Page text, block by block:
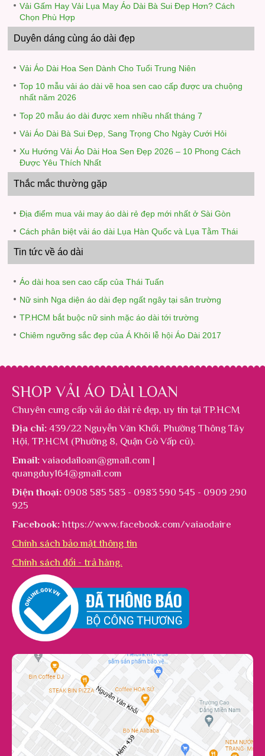
Vải Gấm Hay Vải Lụa May Áo Dài Bà Sui Đẹp Hơn? Cách
Chọn Phù Hợp
Duyên dáng cùng áo dài đẹp
Vải Áo Dài Hoa Sen Dành Cho Tuổi Trung Niên
Top 10 mẫu vải áo dài vẽ hoa sen cao cấp được ưa chuộng
nhất năm 2026
Top 20 mẫu áo dài được xem nhiều nhất tháng 7
Vải Áo Dài Bà Sui Đẹp, Sang Trọng Cho Ngày Cưới Hỏi
Xu Hướng Vải Áo Dài Hoa Sen Đẹp 2026 – 10 Phong Cách
Được Yêu Thích Nhất
Thắc mắc thường gặp
Địa điểm mua vải may áo dài rẻ đẹp mới nhất ở Sài Gòn
Cách phân biệt vải áo dài Lụa Hàn Quốc và Lụa Tằm Thái
Tin tức về áo dài
Áo dài hoa sen cao cấp của Thái Tuấn
Nữ sinh Nga diện áo dài đẹp ngất ngây tại sân trường
TP.HCM bắt buộc nữ sinh mặc áo dài tới trường
Chiêm ngưỡng sắc đẹp của Á Khôi lễ hội Áo Dài 2017
SHOP VẢI ÁO DÀI LOAN
Chuyên cung cấp vải áo dài rẻ đẹp, uy tín tại TP.HCM
Địa chỉ: 439/22 Nguyễn Văn Khối, Phường Thông Tây
Hội, TP.HCM (Phường 8, Quận Gò Vấp cũ).
Email: vaiaodailoan@gmail.com |
quangduy164@gmail.com
Điện thoại: 0908 585 583 - 0983 590 545 - 0909 290
925
Facebook: https://www.facebook.com/vaiaodaire
Chính sách bảo mật thông tin
Chính sách đổi - trả hàng.